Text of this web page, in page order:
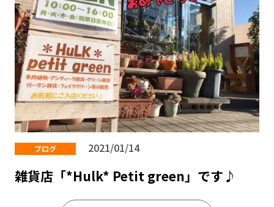
ブログ 2021/01/14
雑貨店「*Hulk* Petit green」です♪